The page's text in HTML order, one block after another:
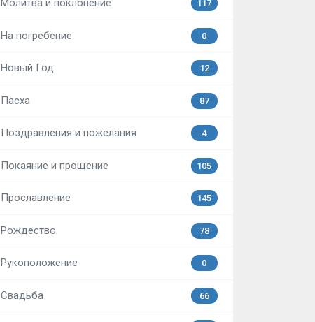
Молитва и поклонение 117
На погребение 0
Новый Год 12
Пасха 87
Поздравления и пожелания 4
Покаяние и прощение 105
Прославление 145
Рождество 78
Рукоположение 0
Свадьба 66